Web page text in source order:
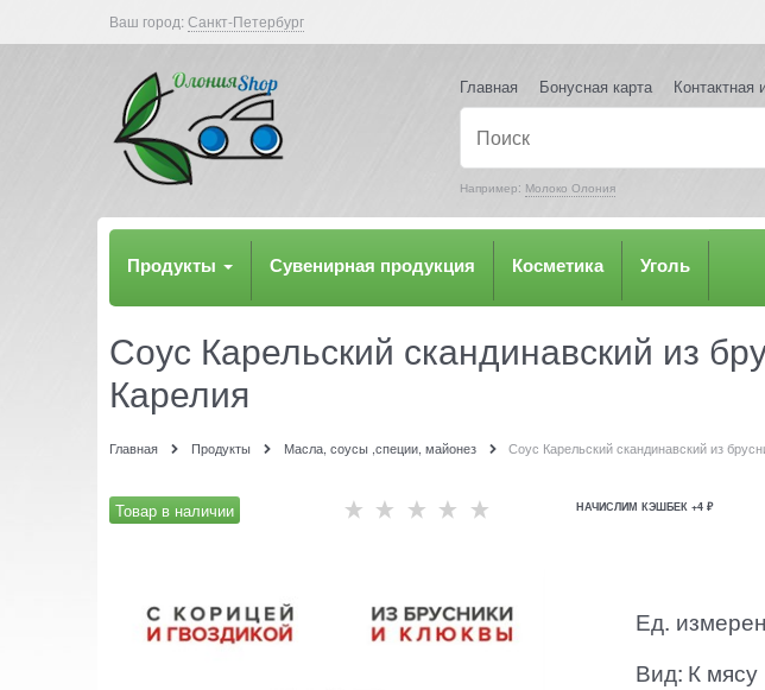
Ваш город:Санкт-Петербург
Главная Бонусная карта Контактная
Например: Молоко Олония
Продукты Сувенирная продукция Косметика Уголь
Соус Карельский скандинавский из
Карелия
Главная Продукты Масла, соусы ,специи, майонез Соус Карельский скандинавский из
Товар в наличии НАЧИСЛИМ КЭШБЕК +4 ₽
Ед.
Вид: К мясу